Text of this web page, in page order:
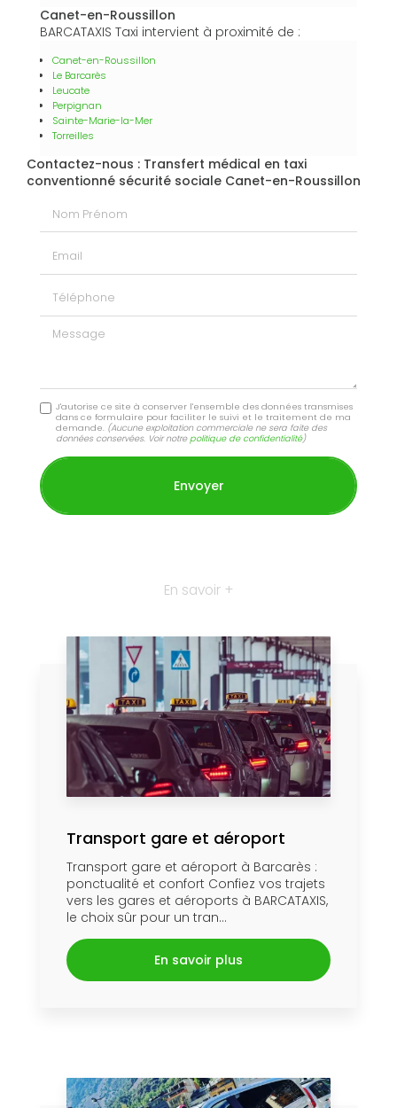
Canet-en-Roussillon
BARCATAXIS Taxi intervient à proximité de :
Canet-en-Roussillon
Le Barcarès
Leucate
Perpignan
Sainte-Marie-la-Mer
Torreilles
Contactez-nous : Transfert médical en taxi
conventionné sécurité sociale Canet-en-Roussillon
Message
J'autorise ce site à conserver l'ensemble des données transmises
dans ce formulaire pour faciliter le suivi et le traitement de ma
demande. (Aucune exploitation commerciale ne sera faite des
données conservées. Voir notrepolitique de confidentialité)
En savoir +
Transport gare et aéroport
Transport gare et aéroport à Barcarès :
ponctualité et confort Confiez vos trajets
vers les gares et aéroports à BARCATAXIS,
le choix sûr pour un tran...
En savoir plus